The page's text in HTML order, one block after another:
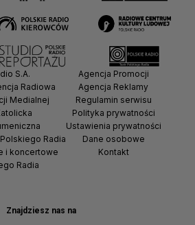
Znajdziesz nas na
S.A.
Radiowa
Medialnej
Radia
i koncertowe
Radia
Agencja Promocji
Agencja Reklamy
Regulamin serwisu
Polityka prywatności
Ustawienia prywatności
Dane osobowe
Kontakt